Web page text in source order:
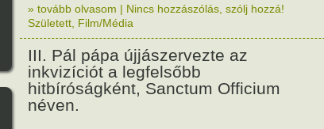
» tovább olvasom | Nincs hozzászólás, szólj hozzá!
Született Film/Média
III. Pál pápa újjászervezte az
inkvizíciót a legfelsőbb
hitbíróságként, Sanctum Officium
néven.